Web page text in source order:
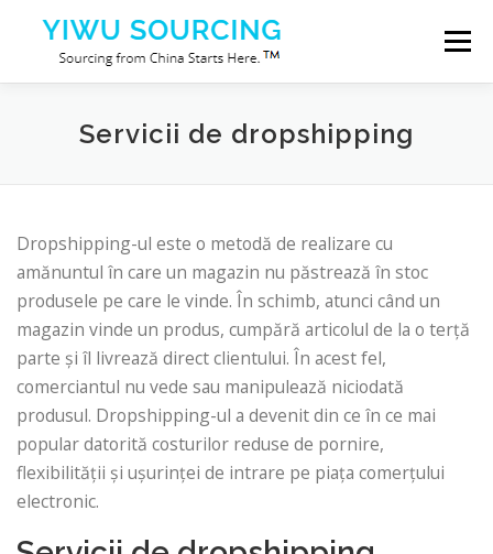
Sari la conținut
Meniu
Servicii Orașul Yiwu Despre noi
Servicii de dropshipping
Dropshipping-ul este o metodă de realizare cu
amănuntul în care un magazin nu păstrează în stoc
produsele pe care le vinde. În schimb, atunci când un
magazin vinde un produs, cumpără articolul de la o terță
parte și îl livrează direct clientului. În acest fel,
comerciantul nu vede sau manipulează niciodată
produsul. Dropshipping-ul a devenit din ce în ce mai
popular datorită costurilor reduse de pornire,
flexibilității și ușurinței de intrare pe piața comerțului
electronic.